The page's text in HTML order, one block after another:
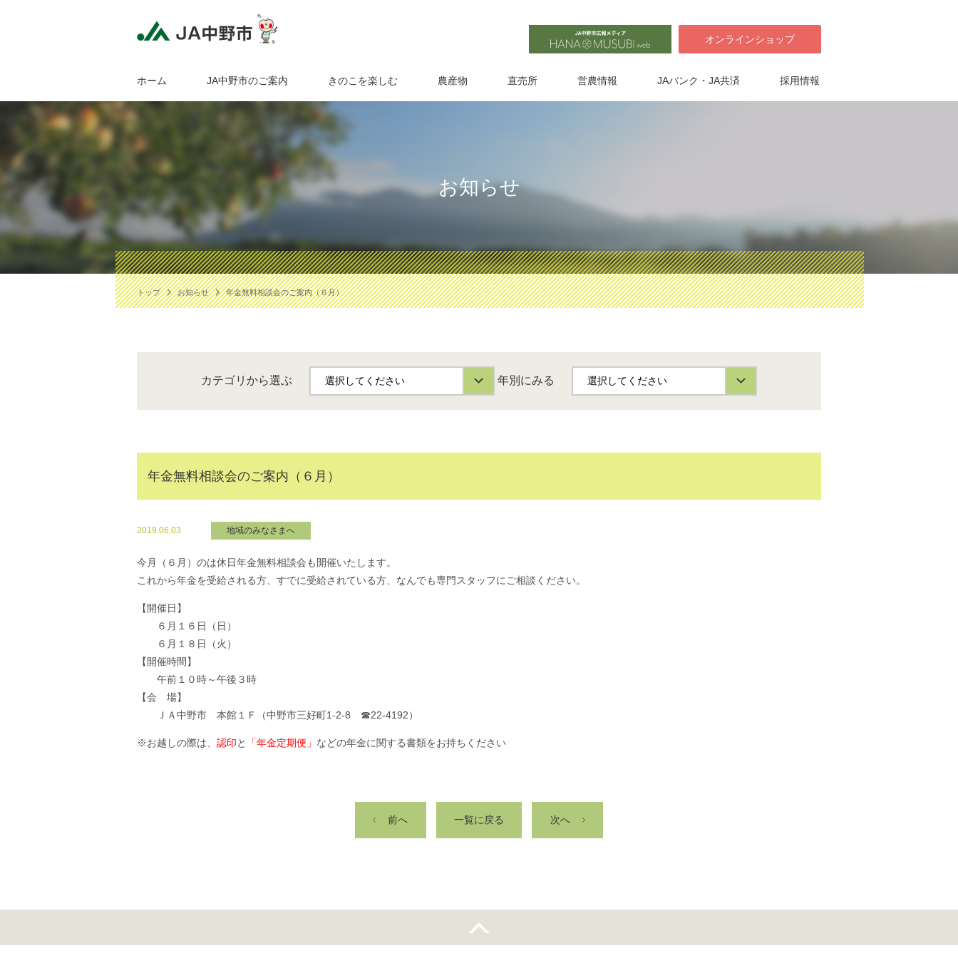
ホーム JA中野市のご案内 きのこを楽しむ 農産物 直売所 営農情報 JAバンク・JA共済 採用情報
オンラインショップ
お知らせ
トップ お知らせ 年金無料相談会のご案内（６月）
カテゴリから選ぶ 年別にみる
年金無料相談会のご案内（６月）
2019.06.03 地域のみなさまへ
今月（６月）のは休日年金無料相談会も開催いたします。
これから年金を受給される方、すでに受給されている方、なんでも専門スタッフにご相談ください。
【開催日】
６月１６日（日）
６月１８日（火）
【開催時間】
午前１０時～午後３時
【会 場】
ＪＡ中野市 本館１Ｆ（中野市三好町1-2-8 ☎22-4192）
※お越しの際は、 認印と 「年金定期便」 などの年金に関する書類をお持ちください
前へ 一覧に戻る 次へ